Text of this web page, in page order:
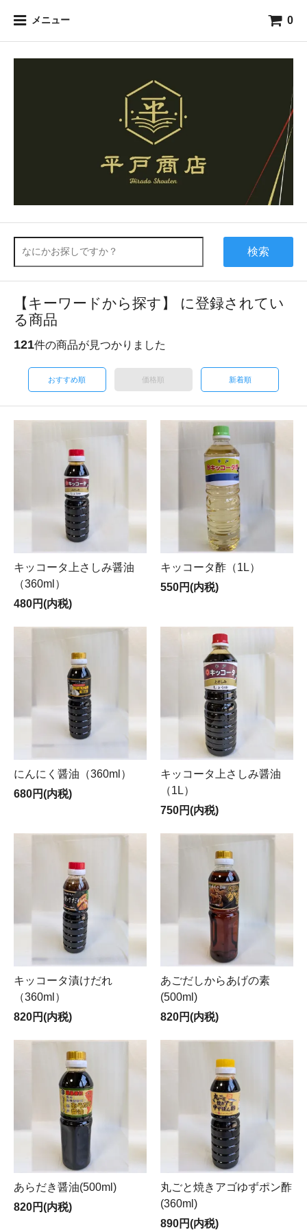
メニュー 0
検索
【キーワードから探す】 に登録されてい
る商品
121件の商品が見つかりました
おすすめ順 価格順 新着順
キッコータ上さしみ醤油
（360ml）
480円(内税)
キッコータ酢（1L）
550円(内税)
にんにく醤油（360ml）
680円(内税)
キッコータ上さしみ醤油
（1L）
750円(内税)
キッコータ漬けだれ
（360ml）
820円(内税)
あごだしからあげの素
(500ml)
820円(内税)
あらだき醤油(500ml)
820円(内税)
丸ごと焼きアゴゆずポン酢
(360ml)
890円(内税)